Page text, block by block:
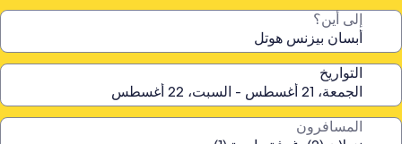
3.0
إلى أين؟
التواريخ
المسافرون